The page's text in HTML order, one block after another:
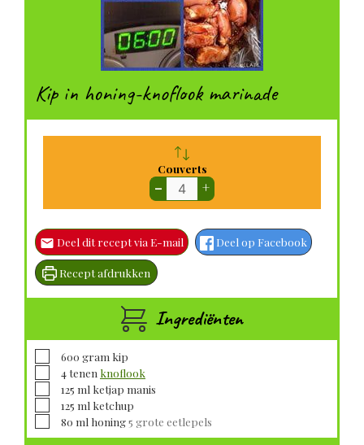
Kip in honing-knoflook marinade
Couverts
– +
Deel dit recept via E-mail Deel op Facebook
Recept afdrukken
Ingrediënten
▢
600 gram kip
▢
4tenen knoflook
▢
125 ml ketjap manis
▢
125 ml ketchup
▢
80 ml honing5 grote eetlepels